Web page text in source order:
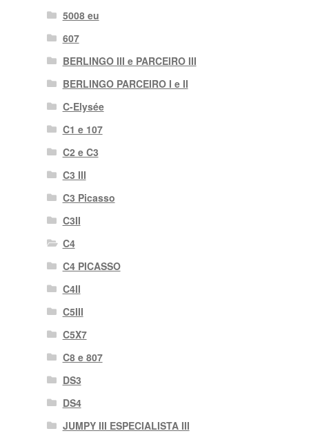
5008 eu
607
BERLINGO III e PARCEIRO III
BERLINGO PARCEIRO I e II
C-Elysée
C1 e 107
C2 e C3
C3 III
C3 Picasso
C3II
C4
C4 PICASSO
C4II
C5III
C5X7
C8 e 807
DS3
DS4
JUMPY III ESPECIALISTA III